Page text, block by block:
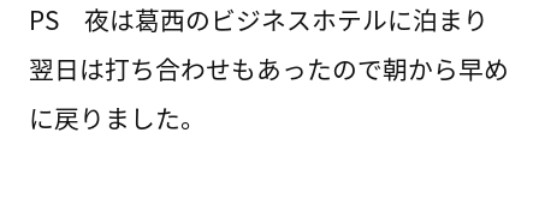
PS 夜は葛西のビジネスホテルに泊まり
翌日は打ち合わせもあったので朝から早め
に戻りました。